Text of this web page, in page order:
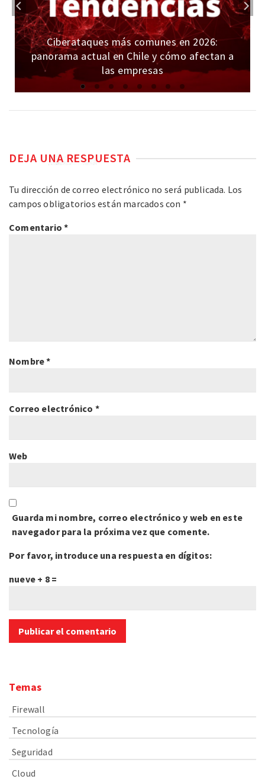
Ciberataques más comunes en 2026:
panorama actual en Chile y cómo afectan a
las empresas
DEJA UNA RESPUESTA
Tu dirección de correo electrónico no será publicada. Los
campos obligatorios están marcados con *
Comentario*
Nombre*
Correo electrónico *
Web
Guarda mi nombre, correo electrónico y web en este
navegador para la próxima vez que comente.
Por favor, introduce una respuesta en dígitos:
nueve + 8 =
Temas
Firewall
Tecnología
Seguridad
Cloud